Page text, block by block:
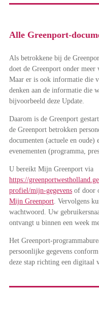
Alle Greenport-
Als betrokkene bij de
doet de Greenport onder meer
Maar er is ook informatie die
denken aan de informatie die
bijvoorbeeld deze Update.
Daarom is de Greenport
de Greenport betrokken
documenten (actuele en oude)
evenementen (programma,
U bereikt Mijn Greenport via
https://
profiel/mijn-gegevens of door
Mijn Greenport. Vervolgens
wachtwoord. Uw
ontvangt u binnen een week
Het Greenport-
persoonlijke gegevens
deze stap richting een digitaal